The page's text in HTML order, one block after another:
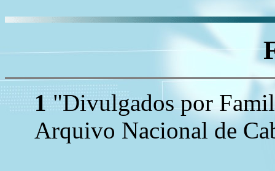
1"Divulgados por
Arquivo Nacional de